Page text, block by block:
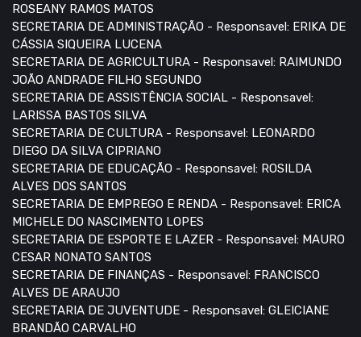
ROSEANY RAMOS MATOS
SECRETARIA DE ADMINISTRAÇÃO - Responsavel: ERIKA DE
CÁSSIA SIQUEIRA LUCENA
SECRETARIA DE AGRICULTURA - Responsavel: RAIMUNDO
JOÃO ANDRADE FILHO SEGUNDO
SECRETARIA DE ASSISTÊNCIA SOCIAL - Responsavel:
LARISSA BASTOS SILVA
SECRETARIA DE CULTURA - Responsavel: LEONARDO
DIEGO DA SILVA CIPRIANO
SECRETARIA DE EDUCAÇÃO - Responsavel: ROSILDA
ALVES DOS SANTOS
SECRETARIA DE EMPREGO E RENDA - Responsavel: ERICA
MICHELE DO NASCIMENTO LOPES
SECRETARIA DE ESPORTE E LAZER - Responsavel: MAURO
CESAR NONATO SANTOS
SECRETARIA DE FINANÇAS - Responsavel: FRANCISCO
ALVES DE ARAUJO
SECRETARIA DE JUVENTUDE - Responsavel: GLEICIANE
BRANDÃO CARVALHO